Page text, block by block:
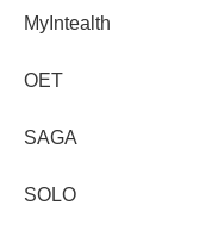
MyIntealth
OET
SAGA
SOLO